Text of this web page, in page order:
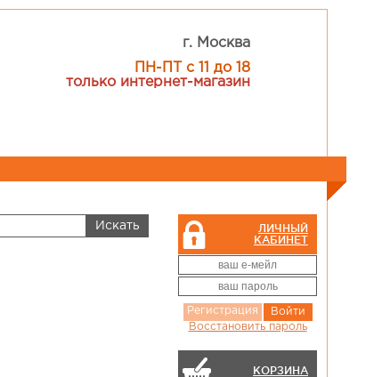
г. Москва
ПН-ПТ с 11 до 18
только интернет-магазин
ЛИЧНЫЙ
КАБИНЕТ
Регистрация
Войти
Восстановить пароль
КОРЗИНА